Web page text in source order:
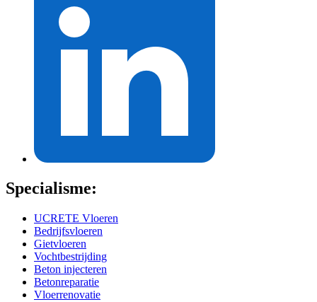
Specialisme:
UCRETE Vloeren
Bedrijfsvloeren
Gietvloeren
Vochtbestrijding
Beton injecteren
Betonreparatie
Vloerrenovatie